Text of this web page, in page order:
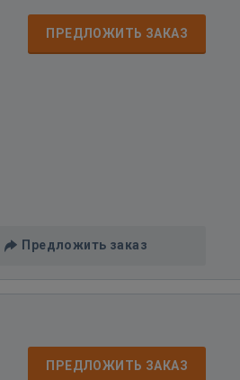
ПРЕДЛОЖИТЬ ЗАКАЗ
Предложить заказ
ПРЕДЛОЖИТЬ ЗАКАЗ